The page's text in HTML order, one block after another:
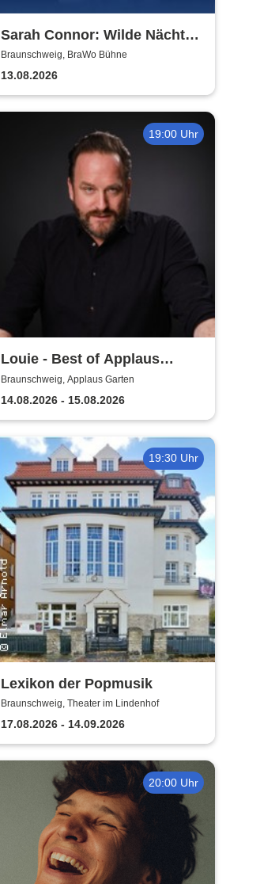
Sarah Connor: Wilde Nächte -
Open Air 2026
Braunschweig, BraWo Bühne
13.08.2026
19:00 Uhr
Louie - Best of Applaus
Garten
Braunschweig, Applaus Garten
14.08.2026 - 15.08.2026
19:30 Uhr
Lexikon der Popmusik
Braunschweig, Theater im Lindenhof
17.08.2026 - 14.09.2026
20:00 Uhr